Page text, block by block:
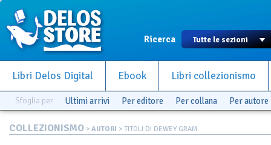
Ricerca
Libri Delos Digital Ebook Libri collezionismo
Sfoglia per Ultimi arrivi Per editore Per collana Per autore
COLLEZIONISMO > AUTORI > TITOLI DI DEWEY GRAM